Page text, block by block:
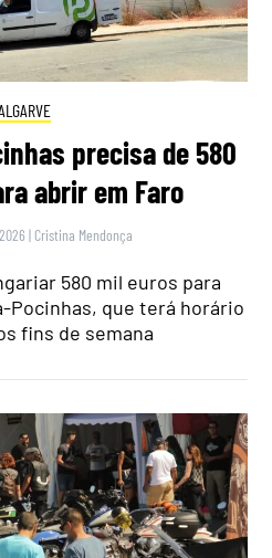
precisa de 580
abrir em Faro
| Cristina Mendonça
580 mil euros para
Pocinhas, que terá horário
fins de semana